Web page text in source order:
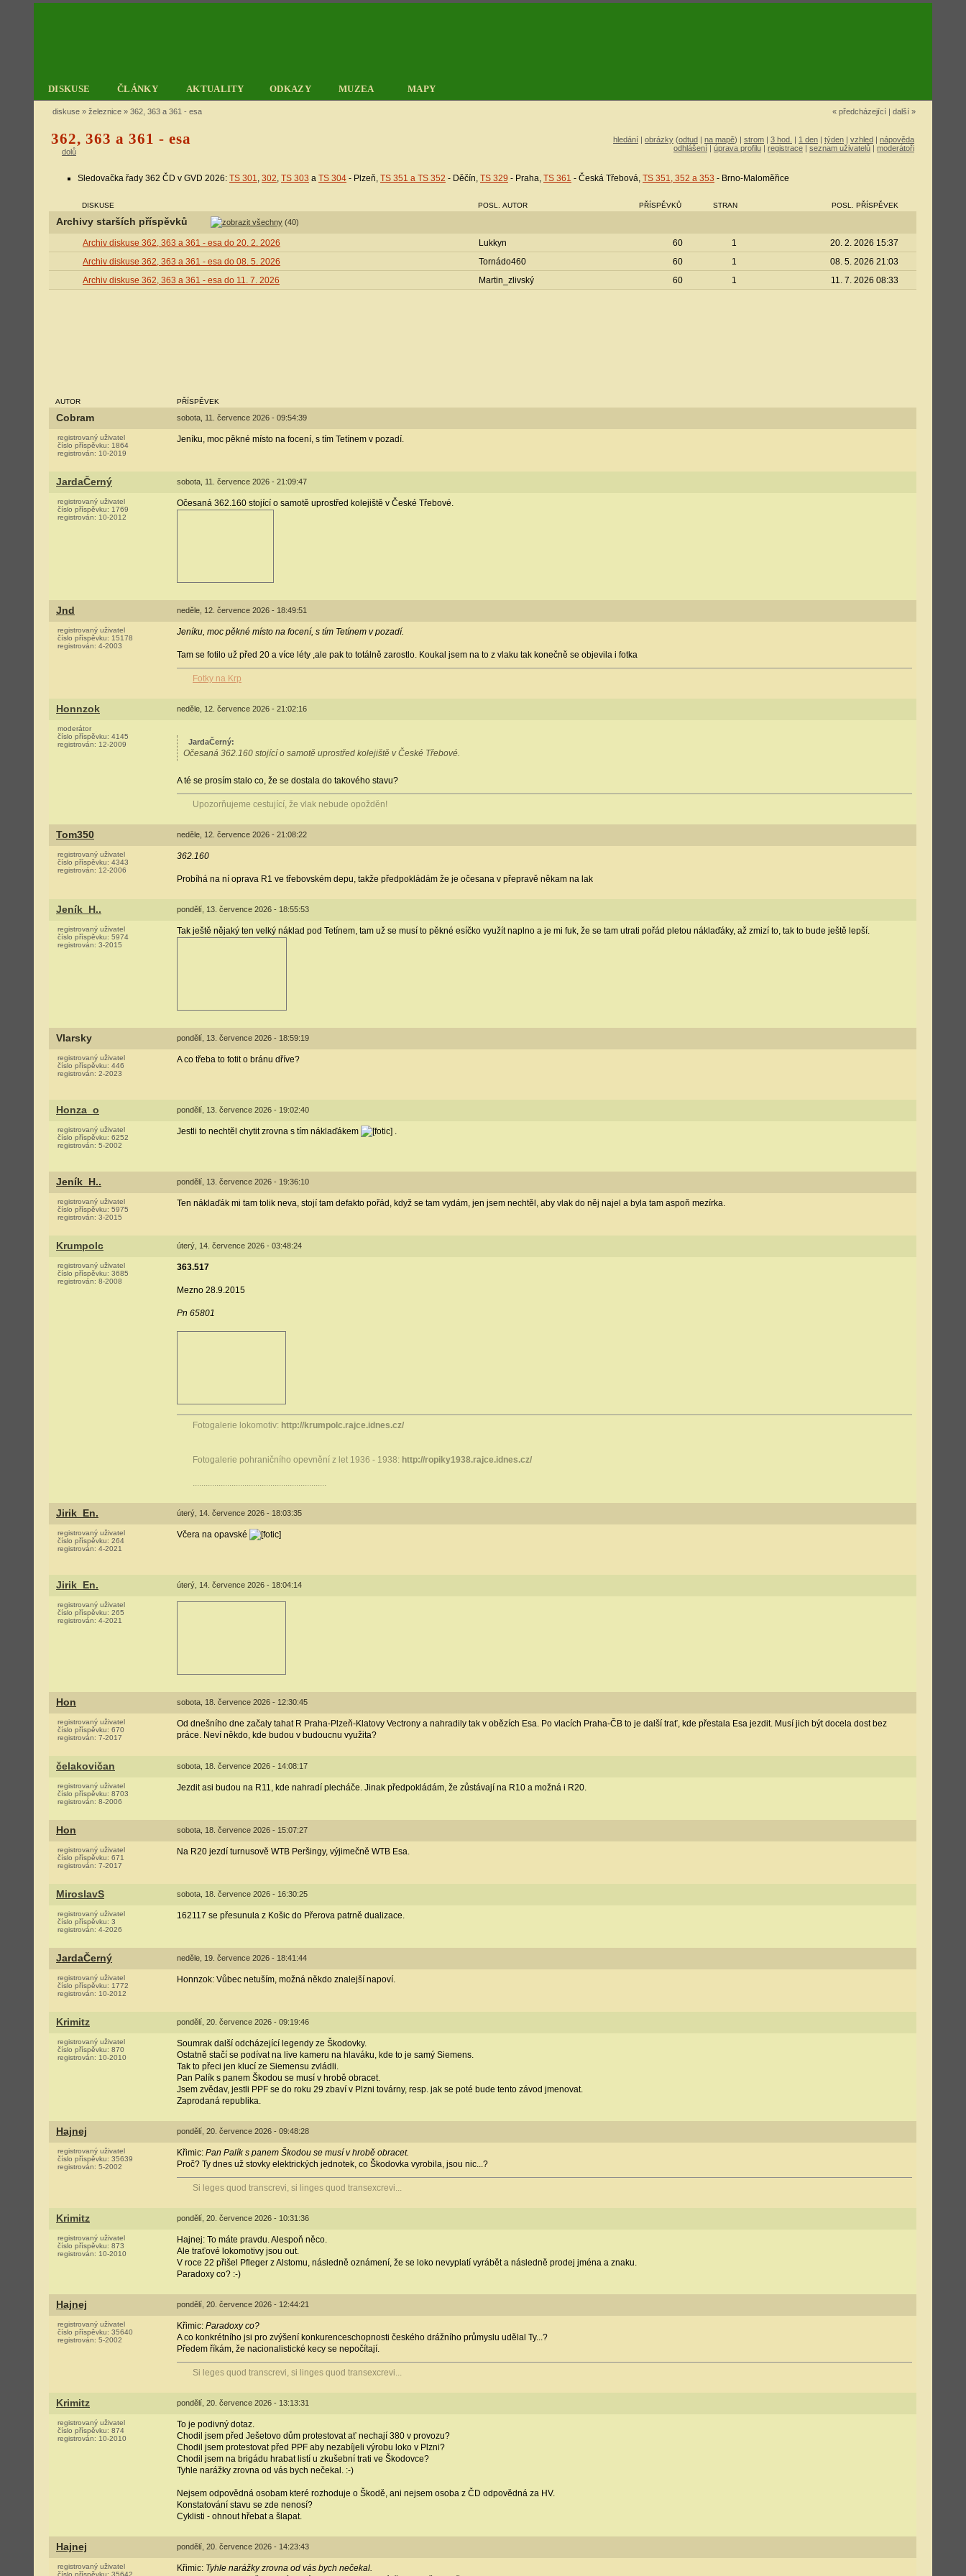
DISKUSE ČLÁNKY AKTUALITY ODKAZY MUZEA MAPY
diskuse » železnice » 362, 363 a 361 - esa « předcházející | další »
362, 363 a 361 - esa
dolů
hledání | obrázky (odtud | na mapě) | strom | 3 hod. | 1 den | týden | vzhled | nápověda
odhlášení | úprava profilu | registrace | seznam uživatelů | moderátoři
Sledovačka řady 362 ČD v GVD 2026: TS 301, 302, TS 303 a TS 304 - Plzeň, TS 351 a TS 352 - Děčín, TS 329 - Praha, TS 361 - Česká Třebová, TS 351, 352 a 353 - Brno-Maloměřice
DISKUSE POSL. AUTOR PŘÍSPĚVKŮ STRAN POSL. PŘÍSPĚVEK
Archivy starších příspěvků (40)
Archiv diskuse 362, 363 a 361 - esa do 20. 2. 2026 Lukkyn 60 1
20. 2. 2026 15:37
Archiv diskuse 362, 363 a 361 - esa do 08. 5. 2026
Tornádo460 60 1
08. 5. 2026 21:03
Archiv diskuse 362, 363 a 361 - esa do 11. 7. 2026
Martin_zlivský 60 1 11. 7. 2026 08:33
AUTOR PŘÍSPĚVEK
Cobram sobota, 11. července 2026 - 09:54:39
registrovaný uživatel
číslo příspěvku: 1864
registrován: 10-2019
Jeníku, moc pěkné místo na focení, s tím Tetínem v pozadí.
JardaČerný sobota, 11. července 2026 - 21:09:47
registrovaný uživatel
číslo příspěvku: 1769
registrován: 10-2012
Očesaná 362.160 stojící o samotě uprostřed kolejiště v České Třebové.
Jnd neděle, 12. července 2026 - 18:49:51
registrovaný uživatel
číslo příspěvku: 15178
registrován: 4-2003
Jeníku, moc pěkné místo na focení, s tím Tetínem v pozadí.
Tam se fotilo už před 20 a více léty ,ale pak to totálně zarostlo. Koukal jsem na to z vlaku tak konečně se objevila i fotka
Fotky na Krp
Honnzok neděle, 12. července 2026 - 21:02:16
moderátor
číslo příspěvku: 4145
registrován: 12-2009 JardaČerný:
Očesaná 362.160 stojící o samotě uprostřed kolejiště v České Třebové.
A té se prosím stalo co, že se dostala do takového stavu?
Upozorňujeme cestující, že vlak nebude opožděn!
Tom350 neděle, 12. července 2026 - 21:08:22
registrovaný uživatel
číslo příspěvku: 4343
registrován: 12-2006
362.160
Probíhá na ní oprava R1 ve třebovském depu, takže předpokládám že je očesana v přepravě někam na lak
Jeník_H.. pondělí, 13. července 2026 - 18:55:53
registrovaný uživatel
číslo příspěvku: 5974
registrován: 3-2015
Tak ještě nějaký ten velký náklad pod Tetínem, tam už se musí to pěkné esíčko využít naplno a je mi fuk, že se tam utrati pořád pletou náklaďáky, až zmizí to, tak to bude ještě lepší.
Vlarsky pondělí, 13. července 2026 - 18:59:19
registrovaný uživatel
číslo příspěvku: 446
registrován: 2-2023
A co třeba to fotit o bránu dříve?
Honza_o pondělí, 13. července 2026 - 19:02:40
registrovaný uživatel
číslo příspěvku: 6252
registrován: 5-2002
Jestli to nechtěl chytit zrovna s tím náklaďákem .
Jeník_H.. pondělí, 13. července 2026 - 19:36:10
registrovaný uživatel
číslo příspěvku: 5975
registrován: 3-2015
Ten náklaďák mi tam tolik neva, stojí tam defakto pořád, když se tam vydám, jen jsem nechtěl, aby vlak do něj najel a byla tam aspoň mezírka.
Krumpolc úterý, 14. července 2026 - 03:48:24
registrovaný uživatel
číslo příspěvku: 3685
registrován: 8-2008
363.517
Mezno 28.9.2015
Pn 65801
Fotogalerie lokomotiv: http://krumpolc.rajce.idnes.cz/
Fotogalerie pohraničního opevnění z let 1936 - 1938: http://ropiky1938.rajce.idnes.cz/
..............................................................
Jirik_En. úterý, 14. července 2026 - 18:03:35
registrovaný uživatel
číslo příspěvku: 264
registrován: 4-2021
Včera na opavské
Jirik_En. úterý, 14. července 2026 - 18:04:14
registrovaný uživatel
číslo příspěvku: 265
registrován: 4-2021
Hon sobota, 18. července 2026 - 12:30:45
registrovaný uživatel
číslo příspěvku: 670
registrován: 7-2017
Od dnešního dne začaly tahat R Praha-Plzeň-Klatovy Vectrony a nahradily tak v obězích Esa. Po vlacích Praha-ČB to je další trať, kde přestala Esa jezdit. Musí jich být docela dost bez
práce. Neví někdo, kde budou v budoucnu využita?
čelakovičan sobota, 18. července 2026 - 14:08:17
registrovaný uživatel
číslo příspěvku: 8703
registrován: 8-2006
Jezdit asi budou na R11, kde nahradí plecháče. Jinak předpokládám, že zůstávají na R10 a možná i R20.
Hon sobota, 18. července 2026 - 15:07:27
registrovaný uživatel
číslo příspěvku: 671
registrován: 7-2017
Na R20 jezdí turnusově WTB Peršingy, výjimečně WTB Esa.
MiroslavS sobota, 18. července 2026 - 16:30:25
registrovaný uživatel
číslo příspěvku: 3
registrován: 4-2026
162117 se přesunula z Košic do Přerova patrně dualizace.
JardaČerný neděle, 19. července 2026 - 18:41:44
registrovaný uživatel
číslo příspěvku: 1772
registrován: 10-2012
Honnzok: Vůbec netuším, možná někdo znalejší napoví.
Krimitz pondělí, 20. července 2026 - 09:19:46
registrovaný uživatel
číslo příspěvku: 870
registrován: 10-2010
Soumrak další odcházející legendy ze Škodovky.
Ostatně stačí se podívat na live kameru na hlaváku, kde to je samý Siemens.
Tak to přeci jen klucí ze Siemensu zvládli.
Pan Palík s panem Škodou se musí v hrobě obracet.
Jsem zvědav, jestli PPF se do roku 29 zbaví v Plzni továrny, resp. jak se poté bude tento závod jmenovat.
Zaprodaná republika.
Hajnej pondělí, 20. července 2026 - 09:48:28
registrovaný uživatel
číslo příspěvku: 35639
registrován: 5-2002
Křimic: Pan Palík s panem Škodou se musí v hrobě obracet.
Proč? Ty dnes už stovky elektrických jednotek, co Škodovka vyrobila, jsou nic...?
Si leges quod transcrevi, si linges quod transexcrevi...
Krimitz pondělí, 20. července 2026 - 10:31:36
registrovaný uživatel
číslo příspěvku: 873
registrován: 10-2010
Hajnej: To máte pravdu. Alespoň něco.
Ale traťové lokomotivy jsou out.
V roce 22 přišel Pfleger z Alstomu, následně oznámení, že se loko nevyplatí vyrábět a následně prodej jména a znaku.
Paradoxy co? :-)
Hajnej pondělí, 20. července 2026 - 12:44:21
registrovaný uživatel
číslo příspěvku: 35640
registrován: 5-2002
Křimic: Paradoxy co?
A co konkrétního jsi pro zvýšení konkurenceschopnosti českého drážního průmyslu udělal Ty...?
Předem říkám, že nacionalistické kecy se nepočítají.
Si leges quod transcrevi, si linges quod transexcrevi...
Krimitz pondělí, 20. července 2026 - 13:13:31
registrovaný uživatel
číslo příspěvku: 874
registrován: 10-2010
To je podivný dotaz.
Chodil jsem před Ješetovo dům protestovat ať nechají 380 v provozu?
Chodil jsem protestovat před PPF aby nezabíjeli výrobu loko v Plzni?
Chodil jsem na brigádu hrabat listí u zkušební trati ve Škodovce?
Tyhle narážky zrovna od vás bych nečekal. :-)
Nejsem odpovědná osobam které rozhoduje o Škodě, ani nejsem osoba z ČD odpovědná za HV.
Konstatování stavu se zde nenosí?
Cyklisti - ohnout hřebat a šlapat.
Hajnej pondělí, 20. července 2026 - 14:23:43
registrovaný uživatel
číslo příspěvku: 35642
Křimic: Tyhle narážky zrovna od vás bych nečekal.